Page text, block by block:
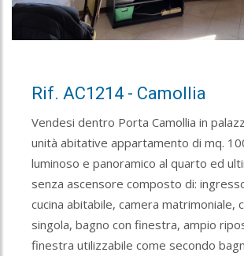
Rif. AC1214 - Camollia
Vendesi dentro Porta Camollia in
unità abitative appartamento di mq.
luminoso e panoramico al quarto ed
senza ascensore composto di:
cucina abitabile, camera matrimoniale,
singola, bagno con finestra, ampio
finestra utilizzabile come secondo